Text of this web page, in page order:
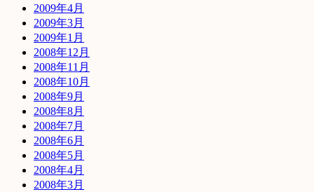
2009年4月
2009年3月
2009年1月
2008年12月
2008年11月
2008年10月
2008年9月
2008年8月
2008年7月
2008年6月
2008年5月
2008年4月
2008年3月